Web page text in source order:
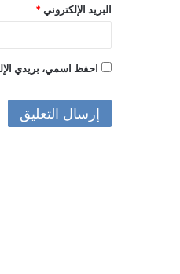
البريد الإلكتروني *
احفظ اسمي، بريدي